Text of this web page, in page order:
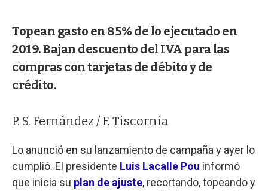
Topean gasto en 85% de lo ejecutado en
2019. Bajan descuento del IVA para las
compras con tarjetas de débito y de
crédito.
P. S. Fernández / F. Tiscornia
Lo anunció en su lanzamiento de campaña y ayer lo
cumplió. El presidente Luis Lacalle Pou informó
que inicia su plan de ajuste, recortando, topeando y